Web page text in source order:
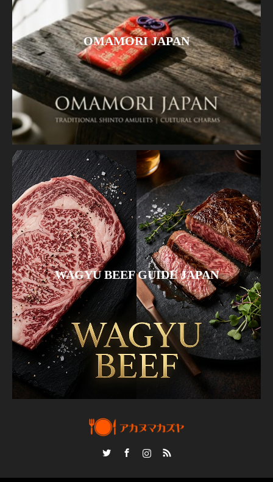
OMAMORI JAPAN
WAGYU BEEF GUIDE JAPAN
RSS